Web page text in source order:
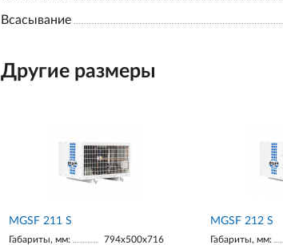
Всасывание
Другие размеры
МGSF 211 S
Габариты, мм:
794x500x716
МGSF 212 S
Габариты, мм: